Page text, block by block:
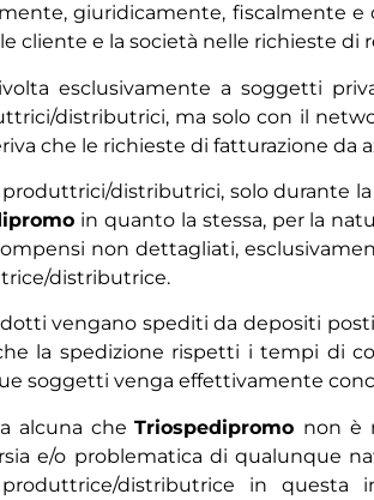
giuridicamente, fiscalmente
cliente e la società nelle richieste
esclusivamente a soggetti
distributrici, ma solo con il
che le richieste di fatturazione da
distributrici, solo durante
in quanto la stessa, per la
non dettagliati,
distributrice.
vengano spediti da depositi
la spedizione rispetti i tempi di
soggetti venga effettivamente
alcuna cheTriospedipromo non è
e/o problematica di qualunque
distributrice in questa